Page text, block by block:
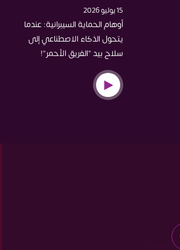
15 يوليو 2026
أوهام الحماية السيبرانية: عندما
يتحول الذكاء الاصطناعي إلى
سلاح بيد "الفريق الأحمر"!